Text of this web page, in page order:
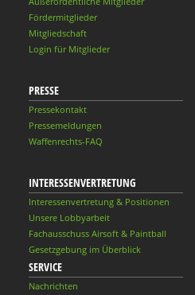
Fördermitglieder
Mitgliedschaft
Login für Mitglieder
PRESSE
Pressekontakt
Pressemeldungen
Waffenrechts-FAQ
INTERESSENVERTRETUNG
Interessenvertretung & Positionen
Unsere Lobbyarbeit
Fachausschuss Airsoft & Paintball
Gesetzgebung im Überblick
SERVICE
Nachrichten